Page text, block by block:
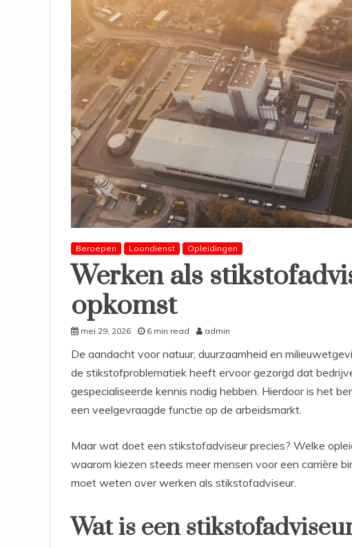
Beroepen Loondienst Opleidingen
Werken als
opkomst
mei 29, 2026 6 min read admin
De aandacht voor natuur, duurzaamheid en
de stikstofproblematiek heeft ervoor gezorgd dat
gespecialiseerde kennis nodig hebben. Hierdoor is het
een veelgevraagde functie op de arbeidsmarkt.
Maar wat doet een stikstofadviseur precies? Welke
waarom kiezen steeds meer mensen voor een carrière
moet weten over werken als stikstofadviseur.
Wat is een